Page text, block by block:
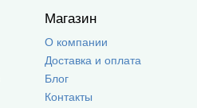
Магазин
О компании
Доставка и оплата
Блог
Контакты